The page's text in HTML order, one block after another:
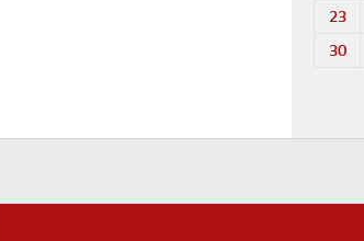
23
30